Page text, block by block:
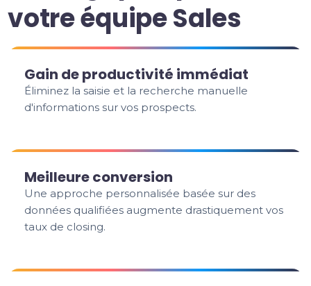
votre équipe Sales
Gain de productivité immédiat
Éliminez la saisie et la recherche manuelle
d'informations sur vos prospects.
Meilleure conversion
Une approche personnalisée basée sur des
données qualifiées augmente drastiquement vos
taux de closing.